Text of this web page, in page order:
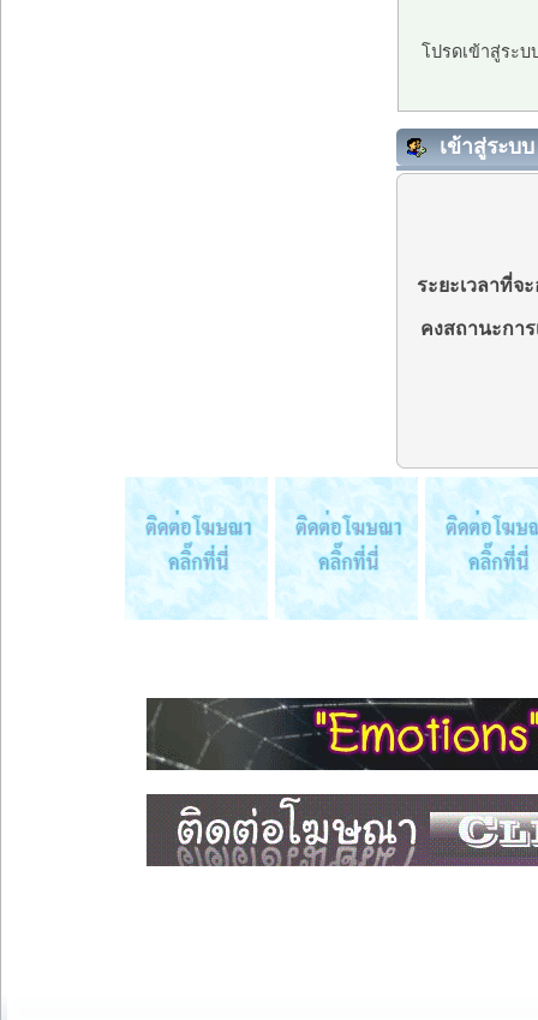
โปรดเข้าสู่ระ
เข้าสู่ระบบ
ระยะเวลาที่จ
คงสถานะกา